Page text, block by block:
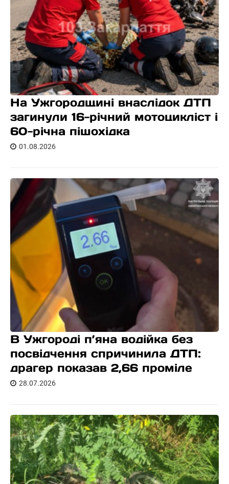
На Ужгородщині внаслідок ДТП
загинули 16-річний мотоцикліст і
60-річна пішохідка
01.08.2026
В Ужгороді п’яна водійка без
посвідчення спричинила ДТП:
драгер показав 2,66 проміле
28.07.2026